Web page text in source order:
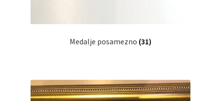
Medalje posamezno (31)